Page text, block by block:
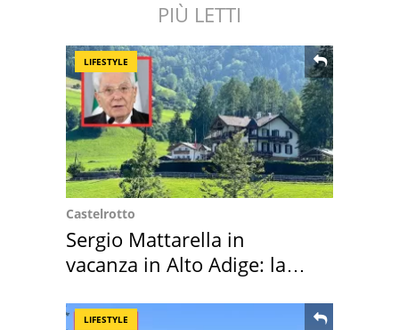
PIÙ LETTI
LIFESTYLE
Castelrotto
Sergio Mattarella in
vacanza in Alto Adige: la
LIFESTYLE